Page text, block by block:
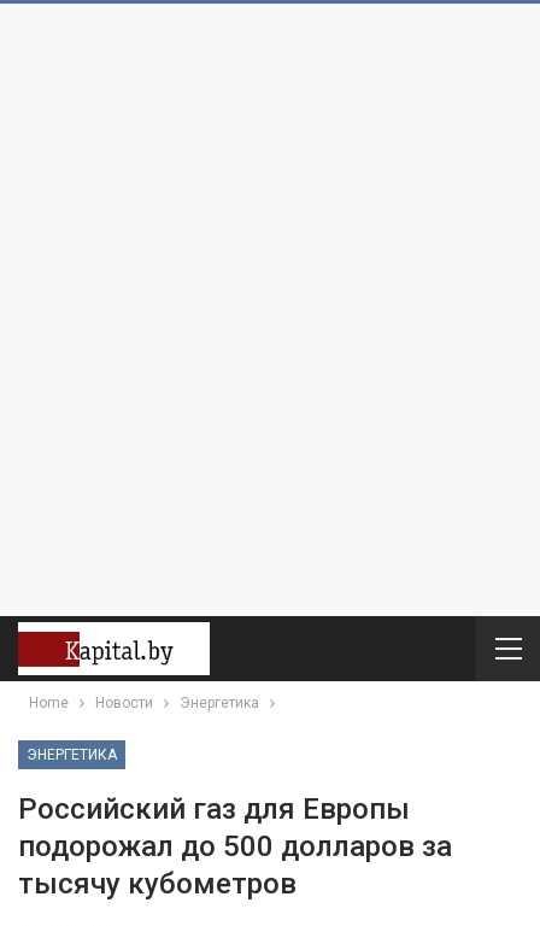
Home Новости Энергетика
ЭНЕРГЕТИКА
Российский газ для Европы
подорожал до 500 долларов за
тысячу кубометров